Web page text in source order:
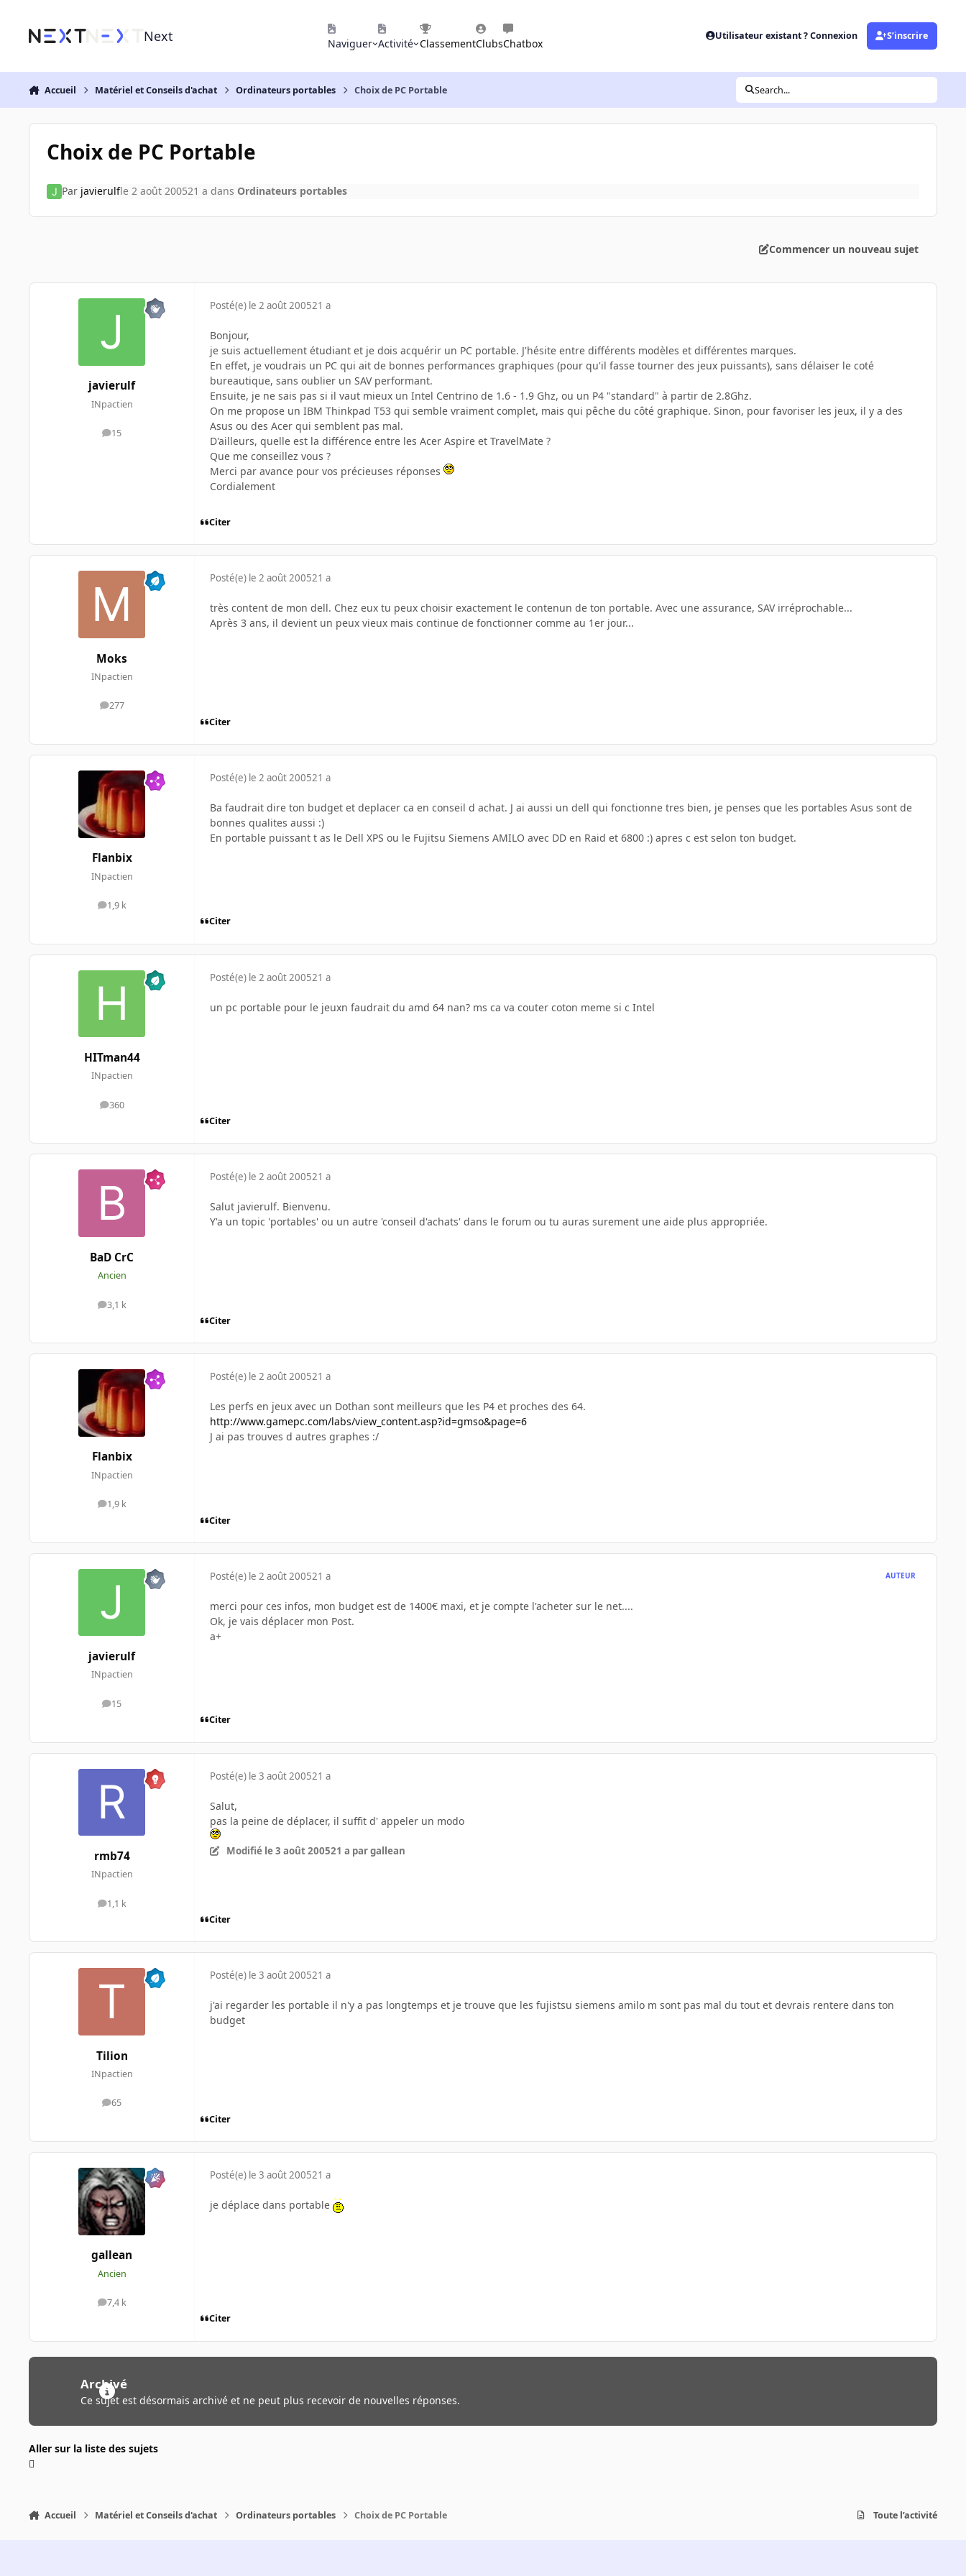
Next Naviguer Activité ClassementClubsChatbox
Utilisateur existant ? Connexion S’inscrire
Accueil Matériel et Conseils d'achat Ordinateurs portables Choix de PC Portable Search...
Choix de PC Portable
Par javierulfle 2 août 200521 a dans Ordinateurs portables
Commencer un nouveau sujet
javierulf
INpactien
15
messages
Posté(e) le 2 août 200521 a
Bonjour,
je suis actuellement étudiant et je dois acquérir un PC portable. J'hésite entre différents modèles et différentes marques.
En effet, je voudrais un PC qui ait de bonnes performances graphiques (pour qu'il fasse tourner des jeux puissants), sans délaiser le coté
bureautique, sans oublier un SAV performant.
Ensuite, je ne sais pas si il vaut mieux un Intel Centrino de 1.6 - 1.9 Ghz, ou un P4 "standard" à partir de 2.8Ghz.
On me propose un IBM Thinkpad T53 qui semble vraiment complet, mais qui pêche du côté graphique. Sinon, pour favoriser les jeux, il y a des
Asus ou des Acer qui semblent pas mal.
D'ailleurs, quelle est la différence entre les Acer Aspire et TravelMate ?
Que me conseillez vous ?
Merci par avance pour vos précieuses réponses
Cordialement
Citer
Moks
INpactien
277
messages
Posté(e) le 2 août 200521 a
très content de mon dell. Chez eux tu peux choisir exactement le contenun de ton portable. Avec une assurance, SAV irréprochable...
Après 3 ans, il devient un peux vieux mais continue de fonctionner comme au 1er jour...
Citer
Flanbix
INpactien
1,9 k
messages
Posté(e) le 2 août 200521 a
Ba faudrait dire ton budget et deplacer ca en conseil d achat. J ai aussi un dell qui fonctionne tres bien, je penses que les portables Asus sont de
bonnes qualites aussi :)
En portable puissant t as le Dell XPS ou le Fujitsu Siemens AMILO avec DD en Raid et 6800 :) apres c est selon ton budget.
Citer
HITman44
INpactien
360
messages
Posté(e) le 2 août 200521 a
un pc portable pour le jeuxn faudrait du amd 64 nan? ms ca va couter coton meme si c Intel
Citer
BaD CrC
Ancien
3,1 k
messages
Posté(e) le 2 août 200521 a
Salut javierulf. Bienvenu.
Y'a un topic 'portables' ou un autre 'conseil d'achats' dans le forum ou tu auras surement une aide plus appropriée.
Citer
Flanbix
INpactien
1,9 k
messages
Posté(e) le 2 août 200521 a
Les perfs en jeux avec un Dothan sont meilleurs que les P4 et proches des 64.
http://www.gamepc.com/labs/view_content.asp?id=gmso&page=6
J ai pas trouves d autres graphes :/
Citer
javierulf
INpactien
15
messages
Posté(e) le 2 août 200521 a AUTEUR
merci pour ces infos, mon budget est de 1400€ maxi, et je compte l'acheter sur le net....
Ok, je vais déplacer mon Post.
a+
Citer
rmb74
INpactien
1,1 k
messages
Posté(e) le 3 août 200521 a
Salut,
pas la peine de déplacer, il suffit d' appeler un modo
Modifié le 3 août 200521 a par gallean
Citer
Tilion
INpactien
65
messages
Posté(e) le 3 août 200521 a
j'ai regarder les portable il n'y a pas longtemps et je trouve que les fujistsu siemens amilo m sont pas mal du tout et devrais rentere dans ton
budget
Citer
gallean
Ancien
7,4 k
messages
Posté(e) le 3 août 200521 a
je déplace dans portable
Citer
Archivé
Ce sujet est désormais archivé et ne peut plus recevoir de nouvelles réponses.
Aller sur la liste des sujets
Accueil Matériel et Conseils d'achat Ordinateurs portables Choix de PC Portable Toute l’activité